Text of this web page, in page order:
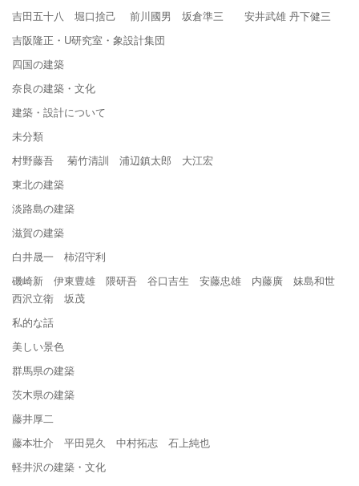
吉田五十八 堀口捨己 前川國男 坂倉準三 安井武雄 丹下健三
吉阪隆正・U研究室・象設計集団
四国の建築
奈良の建築・文化
建築・設計について
未分類
村野藤吾 菊竹清訓 浦辺鎮太郎 大江宏
東北の建築
淡路島の建築
滋賀の建築
白井晟一 柿沼守利
磯崎新 伊東豊雄 隈研吾 谷口吉生 安藤忠雄 内藤廣 妹島和世
西沢立衛 坂茂
私的な話
美しい景色
群馬県の建築
茨木県の建築
藤井厚二
藤本壮介 平田晃久 中村拓志 石上純也
軽井沢の建築・文化